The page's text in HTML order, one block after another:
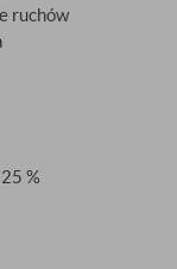
ruchów
%